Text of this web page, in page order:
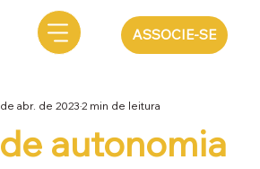
ASSOCIE-SE
autonomia
abr. de 20232 min de leitura